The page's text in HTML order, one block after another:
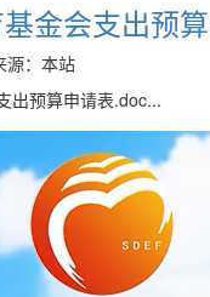
金会支出预
源：本站
出预算申请表.doc...